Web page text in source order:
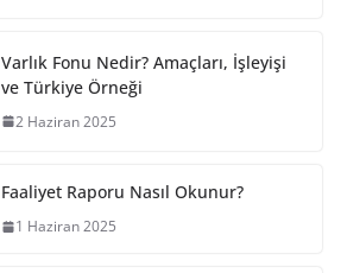
Varlık Fonu Nedir? Amaçları, İşleyişi
ve Türkiye Örneği
2 Haziran 2025
Faaliyet Raporu Nasıl Okunur?
1 Haziran 2025